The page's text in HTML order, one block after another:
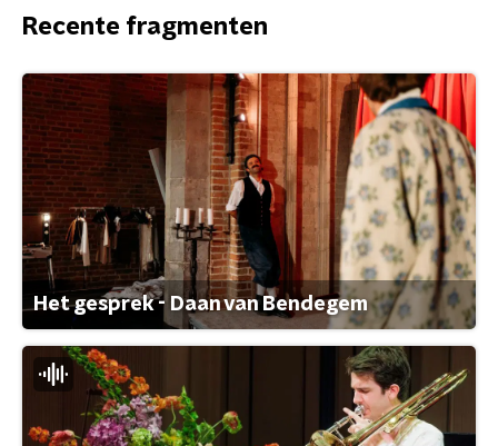
Recente fragmenten
Het gesprek - Daan van Bendegem